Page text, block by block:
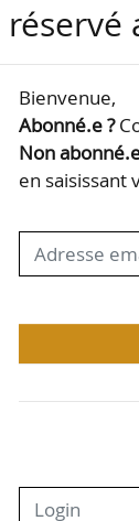
au
et
Loire.
Bienvenue,
Abonné.e ?
Non
en saisissant